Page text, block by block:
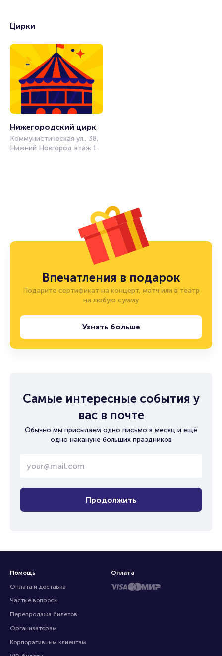
Цирки
Нижегородский цирк
Коммунистическая ул., 38,
Нижний Новгород этаж 1
Впечатления в подарок
Подарите сертификат на концерт, матч или в театр
на любую сумму
Узнать больше
Самые интересные события у
вас в почте
Обычно мы присылаем одно письмо в месяц и ещё
одно накануне больших праздников
Продолжить
Помощь
Оплата и доставка
Частые вопросы
Перепродажа билетов
Организаторам
Корпоративным клиентам
Оплата